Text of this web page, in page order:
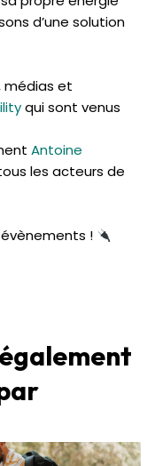
d’une solution
médias et
qui sont venus
Antoine
les acteurs de
!